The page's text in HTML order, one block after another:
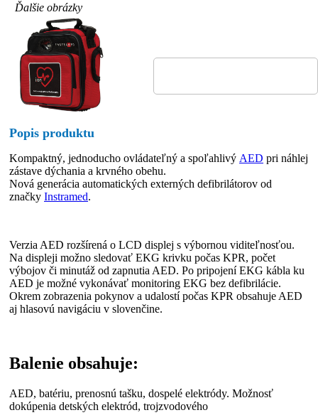
Ďalšie obrázky
Popis produktu
Kompaktný, jednoducho ovládateľný a spoľahlivý AED pri náhlej
zástave dýchania a krvného obehu.
Nová generácia automatických externých defibrilátorov od
značky Instramed.
Verzia AED rozšírená o LCD displej s výbornou viditeľnosťou.
Na displeji možno sledovať EKG krivku počas KPR, počet
výbojov či minutáž od zapnutia AED. Po pripojení EKG kábla ku
AED je možné vykonávať monitoring EKG bez defibrilácie.
Okrem zobrazenia pokynov a udalostí počas KPR obsahuje AED
aj hlasovú navigáciu v slovenčine.
Balenie obsahuje:
AED, batériu, prenosnú tašku, dospelé elektródy. Možnosť
dokúpenia detských elektród, trojzvodového